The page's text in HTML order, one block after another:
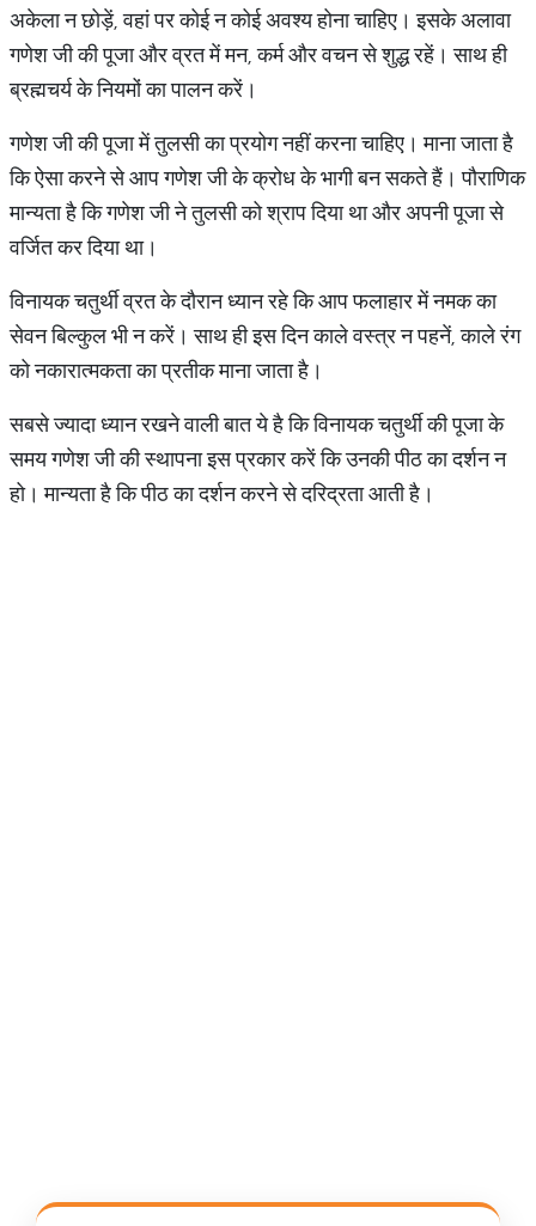
अकेला न छोड़ें, वहां पर कोई न कोई अवश्य होना चाहिए। इसके अलावा
गणेश जी की पूजा और व्रत में मन, कर्म और वचन से शुद्ध रहें। साथ ही
ब्रह्मचर्य के नियमों का पालन करें।
गणेश जी की पूजा में तुलसी का प्रयोग नहीं करना चाहिए। माना जाता है
कि ऐसा करने से आप गणेश जी के क्रोध के भागी बन सकते हैं। पौराणिक
मान्यता है कि गणेश जी ने तुलसी को श्राप दिया था और अपनी पूजा से
वर्जित कर दिया था।
विनायक चतुर्थी व्रत के दौरान ध्यान रहे कि आप फलाहार में नमक का
सेवन बिल्कुल भी न करें। साथ ही इस दिन काले वस्त्र न पहनें, काले रंग
को नकारात्मकता का प्रतीक माना जाता है।
सबसे ज्यादा ध्यान रखने वाली बात ये है कि विनायक चतुर्थी की पूजा के
समय गणेश जी की स्थापना इस प्रकार करें कि उनकी पीठ का दर्शन न
हो। मान्यता है कि पीठ का दर्शन करने से दरिद्रता आती है।